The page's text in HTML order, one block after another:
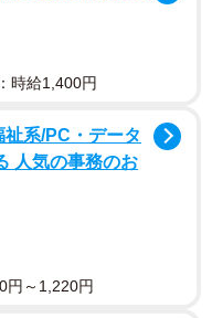
対応に強い苦手意識を
「出たくない」と感じ
時給1,400円
系/PC・データ
人気の事務のお
円～1,220円